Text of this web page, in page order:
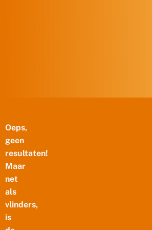
Oeps,
geen
resultaten!
Maar
net
als
vlinders,
is